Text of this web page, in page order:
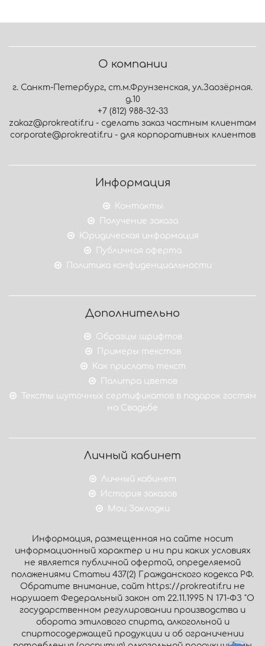
О компании
г. Санкт-Петербург, ст.м.Фрунзенская, ул.Заозёрная.
д.10
+7 (812) 988-32-33
zakaz@prokreatif.ru - сделать заказ частным клиентам
corporate@prokreatif.ru - для корпоративных клиентов
Информация
Контакты
Получение заказа
Юридическая информация
Публичная оферта
Политика конфиденциальности
Дополнительно
Образцы шрифтов
Примеры текстов
Как прислать текст
Палитра цветов
Тексты шуточных сертификатов в подарок гостям
на Свадьбе
Личный кабинет
Личный кабинет
История заказов
Мои Закладки
Информация, размещенная на сайте носит
информационный характер и ни при каких условиях
не является публичной офертой, определяемой
положениями Статьи 437(2) Гражданского кодекса РФ.
Обратите внимание, сайт https://prokreatif.ru не
нарушает Федеральный закон от 22.11.1995 N 171-ФЗ "О
государственном регулировании производства и
оборота этилового спирта, алкогольной и
спиртосодержащей продукции и об ограничении